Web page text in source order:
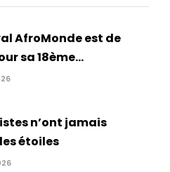
AfroMonde est de
sa 18ème...
n’ont jamais
étoiles